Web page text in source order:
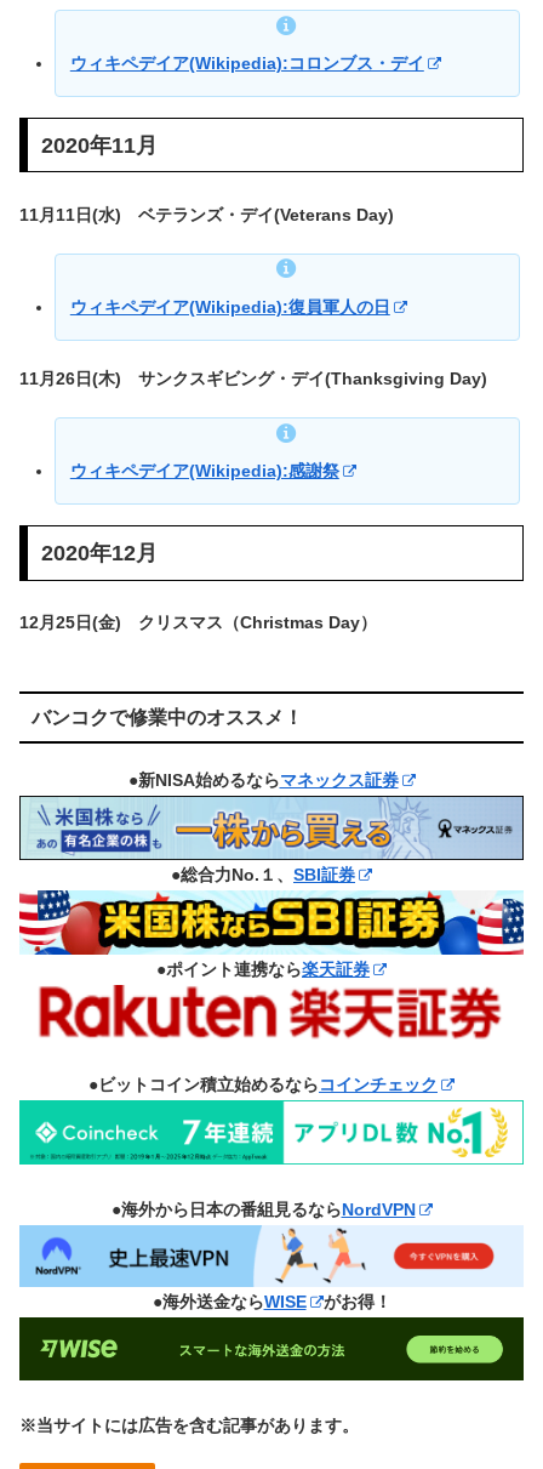
ウィキペデイア(Wikipedia):コロンブス・デイ
2020年11月
11月11日(水) ベテランズ・デイ(Veterans Day)
ウィキペデイア(Wikipedia):復員軍人の日
11月26日(木) サンクスギビング・デイ(Thanksgiving Day)
ウィキペデイア(Wikipedia):感謝祭
2020年12月
12月25日(金) クリスマス（Christmas Day）
バンコクで修業中のオススメ！
●新NISA始めるならマネックス証券
●総合力No.１、 SBI証券
●ポイント連携なら楽天証券
●ビットコイン積立始めるならコインチェック
●海外から日本の番組見るならNordVPN
●海外送金ならWISE がお得！
※当サイトには広告を含む記事があります。